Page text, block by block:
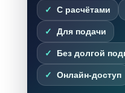
С расчётами
Для подачи
Без долгой
Онлайн-доступ